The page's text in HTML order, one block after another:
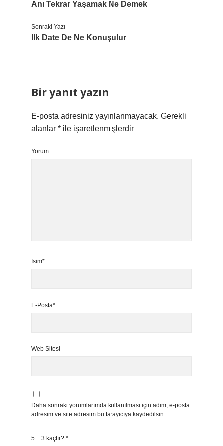
Anı Tekrar Yaşamak Ne Demek
Sonraki Yazı
Ilk Date De Ne Konuşulur
Bir yanıt yazın
E-posta adresiniz yayınlanmayacak. Gerekli
alanlar * ile işaretlenmişlerdir
Yorum
İsim*
E-Posta*
Web Sitesi
Daha sonraki yorumlarımda kullanılması için adım, e-posta
adresim ve site adresim bu tarayıcıya kaydedilsin.
5 + 3 kaçtır? *